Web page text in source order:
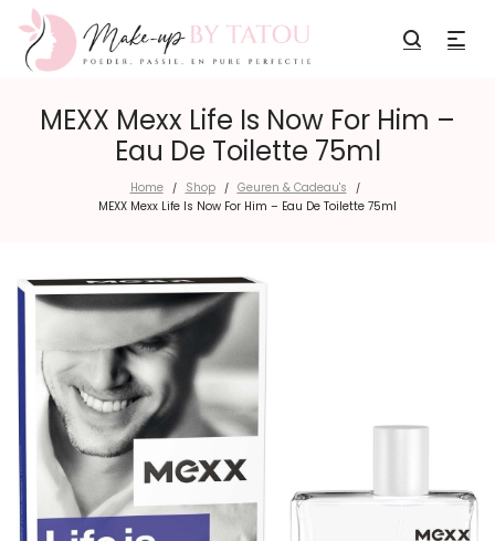
MEXX Mexx Life Is Now For Him –
Eau De Toilette 75ml
Home / Shop / Geuren & Cadeau's /
MEXX Mexx Life Is Now For Him – Eau De Toilette 75ml